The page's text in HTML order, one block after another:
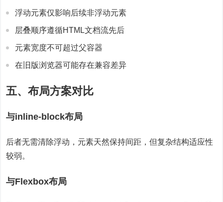
浮动元素仅影响后续非浮动元素
层叠顺序遵循HTML文档流先后
元素宽度不可超过父容器
在旧版浏览器可能存在兼容差异
五、布局方案对比
与inline-block布局
后者无需清除浮动，元素天然保持间距，但复杂结构适应性
较弱。
与Flexbox布局